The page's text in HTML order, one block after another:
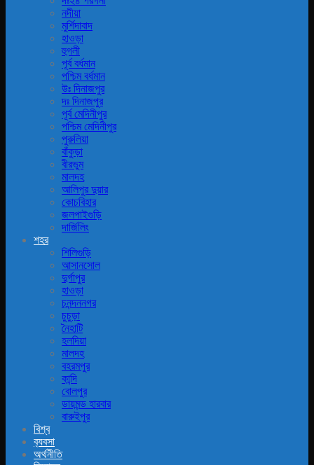
নদীয়া
মুর্শিদাবাদ
হাওড়া
হুগলী
পূর্ব বর্ধমান
পশ্চিম বর্ধমান
উঃ দিনাজপুর
দঃ দিনাজপুর
পূর্ব মেদিনীপুর
পশ্চিম মেদিনীপুর
পুরুলিয়া
বাঁকুড়া
বীরভুম
মালদহ
আলিপুর দুয়ার
কোচবিহার
জলপাইগুড়ি
দার্জিলিং
শহর
শিলিগুড়ি
আসানসোল
দুর্গাপুর
হাওড়া
চনন্দননগর
চুচুড়া
নৈহাটি
হলদিয়া
মালদহ
বহরমপুর
কান্দি
বোলপুর
ডায়মন্ড হারবার
বারুইপুর
বিশ্ব
ব‍্যবসা
অর্থনীতি